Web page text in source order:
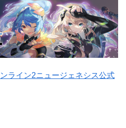
ライン2ニュージェネシス公式